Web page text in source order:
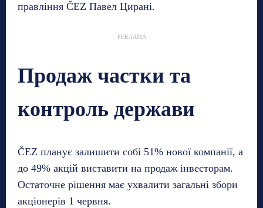
правління ČEZ Павел Цирані.
РЕКЛАМА
Продаж частки та
контроль держави
ČEZ планує залишити собі 51% нової компанії, а
до 49% акцій виставити на продаж інвесторам.
Остаточне рішення має ухвалити загальні збори
акціонерів 1 червня.